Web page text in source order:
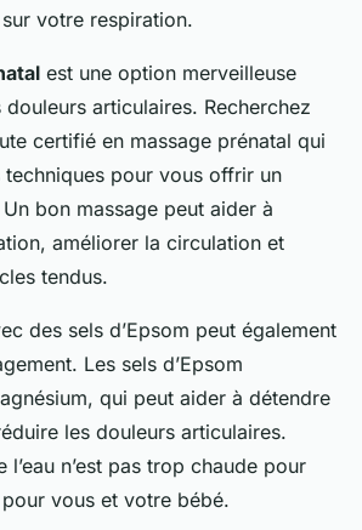
votre respiration.
est une option merveilleuse
articulaires. Recherchez
certifié en massage prénatal qui
techniques pour vous offrir un
bon massage peut aider à
améliorer la circulation et
tendus.
des sels d’Epsom peut également
Les sels d’Epsom
qui peut aider à détendre
les douleurs articulaires.
l’eau n’est pas trop chaude pour
vous et votre bébé.